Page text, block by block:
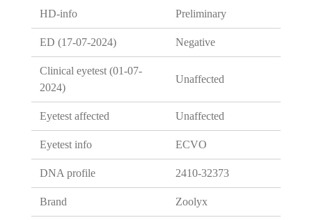
HD-info Preliminary
ED (17-07-2024) Negative
Clinical eyetest (01-07-
2024)
Unaffected
Eyetest affected Unaffected
Eyetest info ECVO
DNA profile 2410-32373
Brand Zoolyx